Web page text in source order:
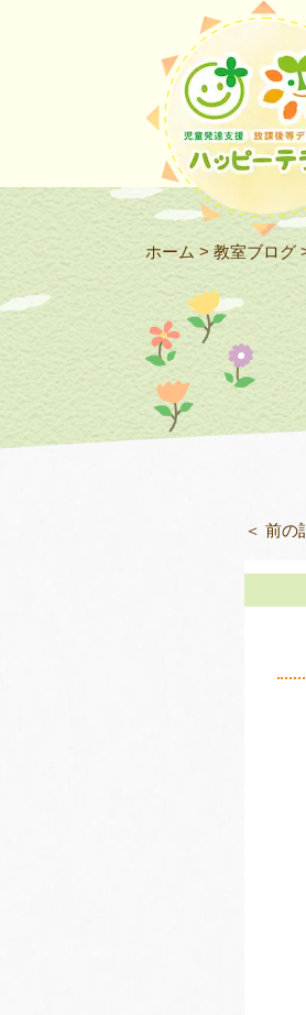
ホーム > 教室ブログ
＜ 前の